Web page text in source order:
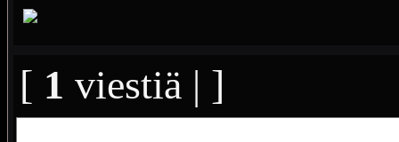
[ 1 viestiä | ]